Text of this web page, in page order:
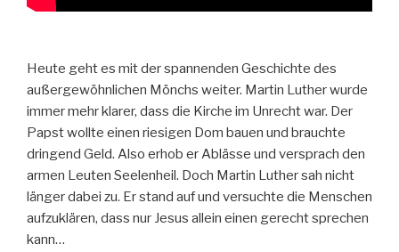
Heute geht es mit der spannenden Geschichte des
außergewöhnlichen Mönchs weiter. Martin Luther wurde
immer mehr klarer, dass die Kirche im Unrecht war. Der
Papst wollte einen riesigen Dom bauen und brauchte
dringend Geld. Also erhob er Ablässe und versprach den
armen Leuten Seelenheil. Doch Martin Luther sah nicht
länger dabei zu. Er stand auf und versuchte die Menschen
aufzuklären, dass nur Jesus allein einen gerecht sprechen
kann…